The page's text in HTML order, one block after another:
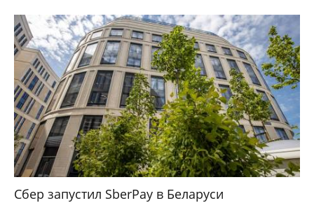
Сбер запустил SberPay в Беларуси